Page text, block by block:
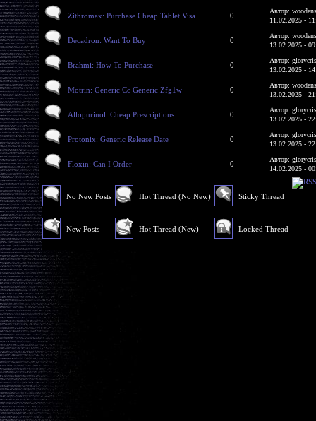
Zithromax: Purchase Cheap Tablet Visa 0
Автор:
11.02.2025 -
Decadron: Want To Buy 0
Автор:
13.02.2025 -
Brahmi: How To Purchase 0
Автор:
13.02.2025 -
Motrin: Generic Cc Generic Zfg1w 0
Автор:
13.02.2025 -
Allopurinol: Cheap Prescriptions 0
Автор:
13.02.2025 -
Protonix: Generic Release Date 0
Автор:
13.02.2025 -
Floxin: Can I Order 0
Автор:
14.02.2025 -
No New Posts
New Posts
Hot Thread (No New)
Hot Thread (New)
Sticky Thread
Locked Thread